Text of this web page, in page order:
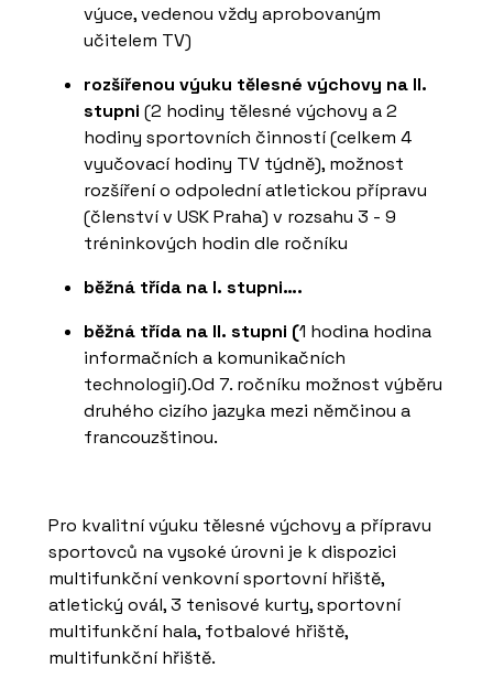
výuce, vedenou vždy aprobovaným
učitelem TV)
rozšířenou výuku tělesné výchovy na II.
stupni (2 hodiny tělesné výchovy a 2
hodiny sportovních činností (celkem 4
vyučovací hodiny TV týdně), možnost
rozšíření o odpolední atletickou přípravu
(členství v USK Praha) v rozsahu 3 - 9
tréninkových hodin dle ročníku
běžná třída na I. stupni….
běžná třída na II. stupni (1 hodina hodina
informačních a komunikačních
technologií).Od 7. ročníku možnost výběru
druhého cizího jazyka mezi němčinou a
francouzštinou.
Pro kvalitní výuku tělesné výchovy a přípravu
sportovců na vysoké úrovni je k dispozici
multifunkční venkovní sportovní hřiště,
atletický ovál, 3 tenisové kurty, sportovní
multifunkční hala, fotbalové hřiště,
multifunkční hřiště.